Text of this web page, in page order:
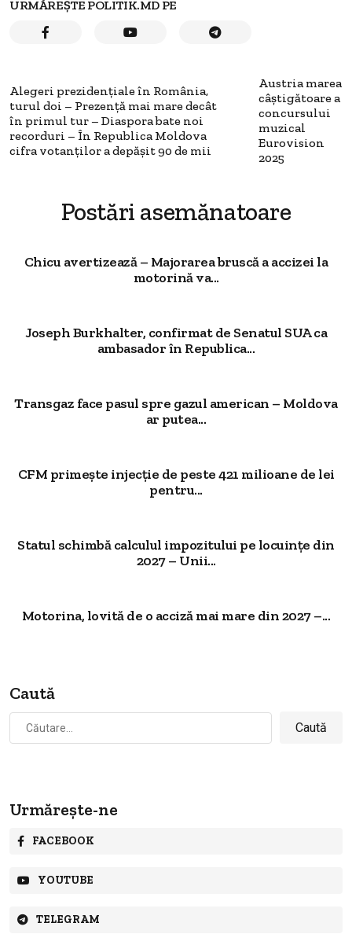
URMĂREȘTE POLITIK.MD PE
Alegeri prezidențiale în România,
turul doi – Prezență mai mare decât
în primul tur – Diaspora bate noi
recorduri – În Republica Moldova
cifra votanților a depășit 90 de mii
Austria marea
câștigătoare a
concursului
muzical
Eurovision
2025
Postări asemănatoare
Chicu avertizează – Majorarea bruscă a accizei la
motorină va...
Joseph Burkhalter, confirmat de Senatul SUA ca
ambasador în Republica...
Transgaz face pasul spre gazul american – Moldova
ar putea...
CFM primește injecție de peste 421 milioane de lei
pentru...
Statul schimbă calculul impozitului pe locuințe din
2027 – Unii...
Motorina, lovită de o acciză mai mare din 2027 –...
Caută
Caută
după:
Urmărește-ne
FACEBOOK
YOUTUBE
TELEGRAM